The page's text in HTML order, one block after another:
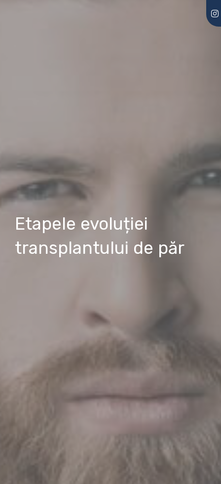
Etapele evoluției
transplantului de păr